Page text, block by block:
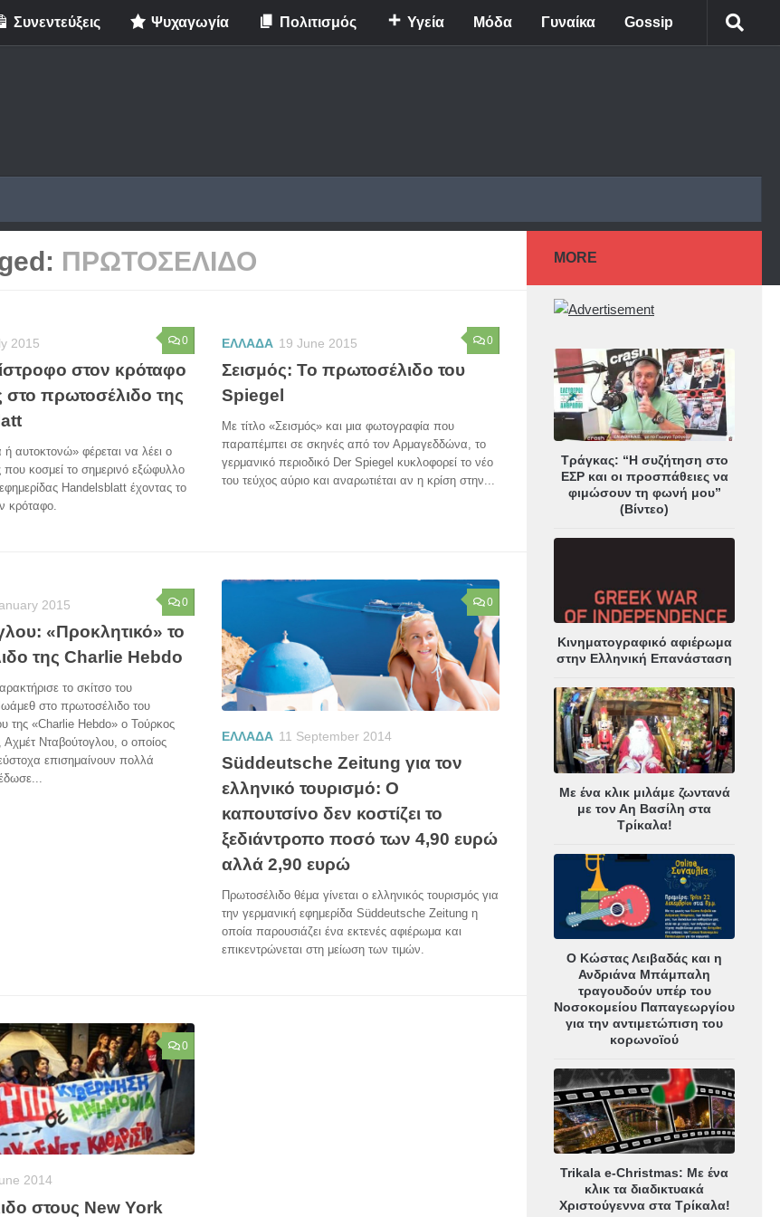
Συνεντεύξεις Ψυχαγωγία Πολιτισμός Υγεία Μόδα Γυναίκα Gossip
ΠΡΩΤΟΣΕΛΙΔΟ
0
2015
στον κρόταφο
στο πρωτοσέλιδο της
αυτοκτονώ» φέρεται να λέει ο
κοσμεί το σημερινό εξώφυλλο
Handelsblatt έχοντας το
κρόταφο.
0
ΕΛΛΑΔΑ 19 June 2015
Σεισμός: Το πρωτοσέλιδο του
Spiegel
Με τίτλο «Σεισμός» και μια φωτογραφία που
παραπέμπει σε σκηνές από τον Αρμαγεδδώνα, το
γερμανικό περιοδικό Der Spiegel κυκλοφορεί το νέο
του τεύχος αύριο και αναρωτιέται αν η κρίση στην...
0
2015
«Προκλητικό» το
της Charlie Hebdo
το σκίτσο του
στο πρωτοσέλιδο του
της «Charlie Hebdo» ο Τούρκος
Νταβούτογλου, ο οποίος
επισημαίνουν πολλά
0
ΕΛΛΑΔΑ 11 September 2014
Süddeutsche Zeitung για τον
ελληνικό τουρισμό: Ο
καπουτσίνο δεν κοστίζει το
ξεδιάντροπο ποσό των 4,90 ευρώ
αλλά 2,90 ευρώ
Πρωτοσέλιδο θέμα γίνεται ο ελληνικός τουρισμός για
την γερμανική εφημερίδα Süddeutsche Zeitung η
οποία παρουσιάζει ένα εκτενές αφιέρωμα και
επικεντρώνεται στη μείωση των τιμών.
0
2014
στους New York
MORE
Τράγκας: “Η συζήτηση στο
ΕΣΡ και οι προσπάθειες να
φιμώσουν τη φωνή μου”
(Βίντεο)
Κινηματογραφικό αφιέρωμα
στην Ελληνική Επανάσταση
Με ένα κλικ μιλάμε ζωντανά
με τον Αη Βασίλη στα
Τρίκαλα!
Ο Κώστας Λειβαδάς και η
Ανδριάνα Μπάμπαλη
τραγουδούν υπέρ του
Νοσοκομείου Παπαγεωργίου
για την αντιμετώπιση του
κορωνοϊού
Trikala e-Christmas: Με ένα
κλικ τα διαδικτυακά
Χριστούγεννα στα Τρίκαλα!